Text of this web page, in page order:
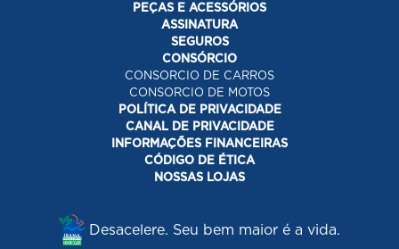
PEÇAS E ACESSÓRIOS
ASSINATURA
SEGUROS
CONSÓRCIO
CONSORCIO DE CARROS
CONSORCIO DE MOTOS
POLÍTICA DE PRIVACIDADE
CANAL DE PRIVACIDADE
INFORMAÇÕES FINANCEIRAS
CÓDIGO DE ÉTICA
NOSSAS LOJAS
Desacelere. Seu bem maior é a vida.